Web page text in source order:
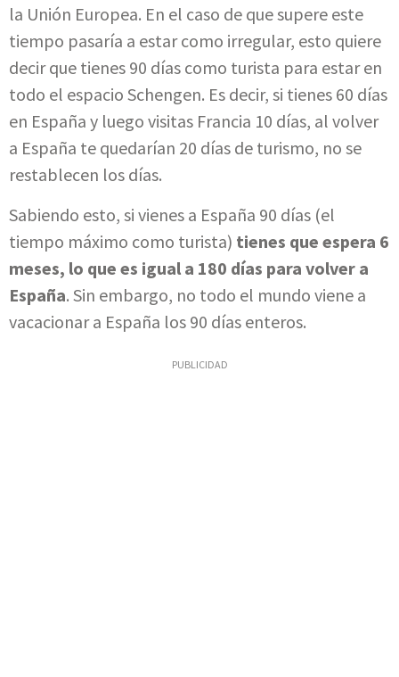
la Unión Europea. En el caso de que supere este
tiempo pasaría a estar como irregular, esto quiere
decir que tienes 90 días como turista para estar en
todo el espacio Schengen. Es decir, si tienes 60 días
en España y luego visitas Francia 10 días, al volver
a España te quedarían 20 días de turismo, no se
restablecen los días.
Sabiendo esto, si vienes a España 90 días (el
tiempo máximo como turista) tienes que espera 6
meses, lo que es igual a 180 días para volver a
España. Sin embargo, no todo el mundo viene a
vacacionar a España los 90 días enteros.
PUBLICIDAD